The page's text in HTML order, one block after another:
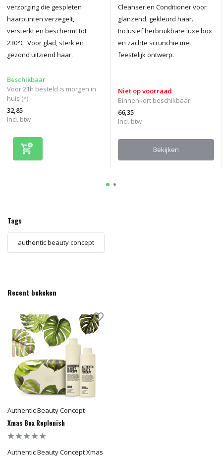
verzorging die gespleten
haarpunten verzegelt,
versterkt en beschermt tot
230°C. Voor glad, sterk en
gezond uitziend haar.
Beschikbaar
Voor 21h besteld is morgen in
huis (*)
32,85
Incl. btw
Cleanser en Conditioner voor
glanzend, gekleurd haar.
Inclusief herbruikbare luxe box
en zachte scrunchie met
feestelijk ontwerp.
Niet op voorraad
Binnenkort beschikbaar!
66,35
Incl. btw
Bekijken
Tags
authentic beauty concept
Recent bekeken
Authentic Beauty Concept
Xmas Box Replenish
Authentic Beauty Concept Xmas